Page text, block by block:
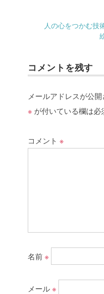
人の心をつかむ
コメントを残す
メールアドレスが公
※ が付いている欄は必
コメント ※
名前※
メール※